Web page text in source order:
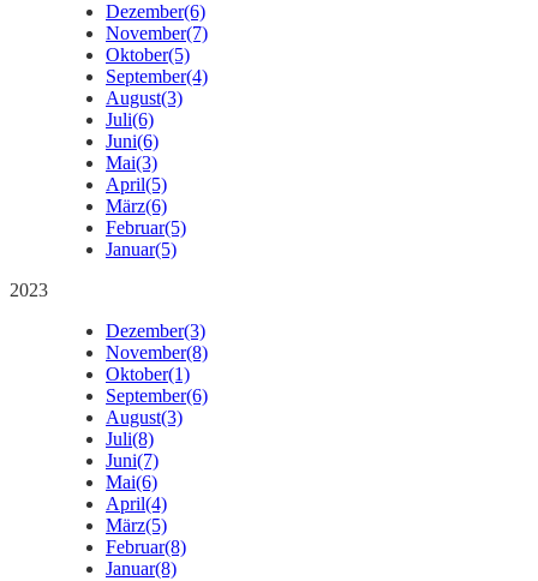
Dezember(6)
November(7)
Oktober(5)
September(4)
August(3)
Juli(6)
Juni(6)
Mai(3)
April(5)
März(6)
Februar(5)
Januar(5)
2023
Dezember(3)
November(8)
Oktober(1)
September(6)
August(3)
Juli(8)
Juni(7)
Mai(6)
April(4)
März(5)
Februar(8)
Januar(8)